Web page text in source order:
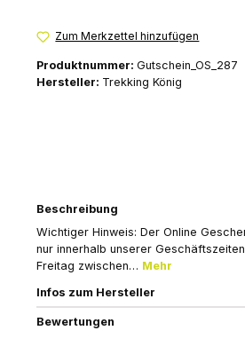
Zum Merkzettel hinzufügen
Produktnummer: Gutschein_OS_287
Hersteller: Trekking König
Beschreibung
Wichtiger Hinweis: Der Online
nur innerhalb unserer
Freitag zwischen… Mehr
Infos zum Hersteller
Bewertungen